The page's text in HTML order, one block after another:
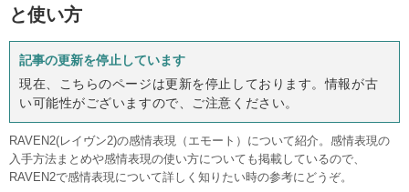
と使い方
記事の更新を停止しています
現在、こちらのページは更新を停止しております。情報が古
い可能性がございますので、ご注意ください。
RAVEN2(レイヴン2)の感情表現（エモート）について紹介。感情表現の
入手方法まとめや感情表現の使い方についても掲載しているので、
RAVEN2で感情表現について詳しく知りたい時の参考にどうぞ。